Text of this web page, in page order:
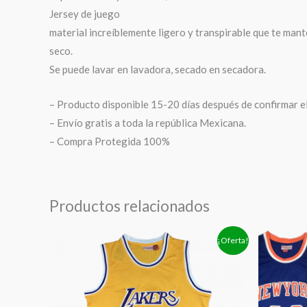
Jersey de juego
material increíblemente ligero y transpirable que te
seco.
Se puede lavar en lavadora, secado en secadora.
– Producto disponible 15-20 días después de confirmar
– Envío gratis a toda la república Mexicana.
– Compra Protegida 100%
Productos relacionados
¡Oferta!
precio
original
era:
$1,399.00.
precio
actual
es: